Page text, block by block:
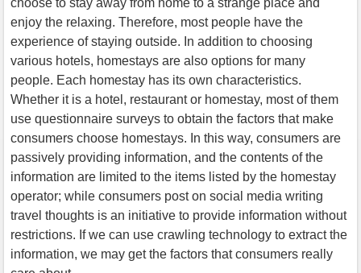
enjoy the relaxing. Therefore, most people have the
experience of staying outside. In addition to choosing
various hotels, homestays are also options for many
people. Each homestay has its own characteristics.
Whether it is a hotel, restaurant or homestay, most of them
use questionnaire surveys to obtain the factors that make
consumers choose homestays. In this way, consumers are
passively providing information, and the contents of the
information are limited to the items listed by the homestay
operator; while consumers post on social media writing
travel thoughts is an initiative to provide information without
restrictions. If we can use crawling technology to extract the
information, we may get the factors that consumers really